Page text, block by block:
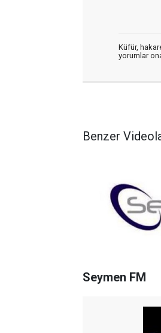
Küfür,
yorumlar
Benzer
Seymen FM